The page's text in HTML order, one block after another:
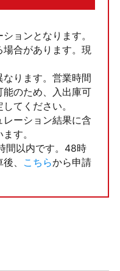
ョンとなります。
合があります。現
ります。営業時間
のため、入出庫可
てください。
ーション結果に含
す。
間以内です。48時
、
こちらから申請